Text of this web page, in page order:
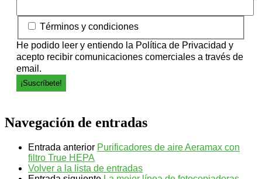
Términos y condiciones
He podido leer y entiendo la Política de Privacidad y
acepto recibir comunicaciones comerciales a través de
email.
Navegación de entradas
Entrada anterior Purificadores de aire Aeramax con
filtro True HEPA
Volver a la lista de entradas